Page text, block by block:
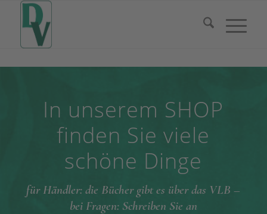
In unserem SHOP
finden Sie viele
schöne Dinge
für Händler: die Bücher gibt es über das VLB –
bei Fragen: Schreiben Sie an